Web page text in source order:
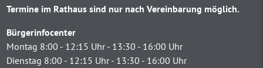
Termine im Rathaus sind nur nach Vereinbarung möglich.
Bürgerinfocenter
Montag 8:00 - 12:15 Uhr - 13:30 - 16:00 Uhr
Dienstag 8:00 - 12:15 Uhr - 13:30 - 16:00 Uhr